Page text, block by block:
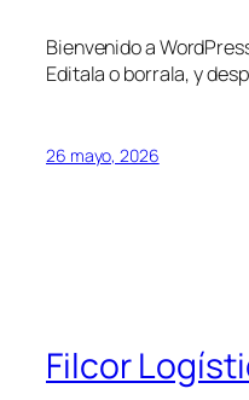
Bienvenido a
Editala o borrala, y
26 mayo, 2026
Filcor